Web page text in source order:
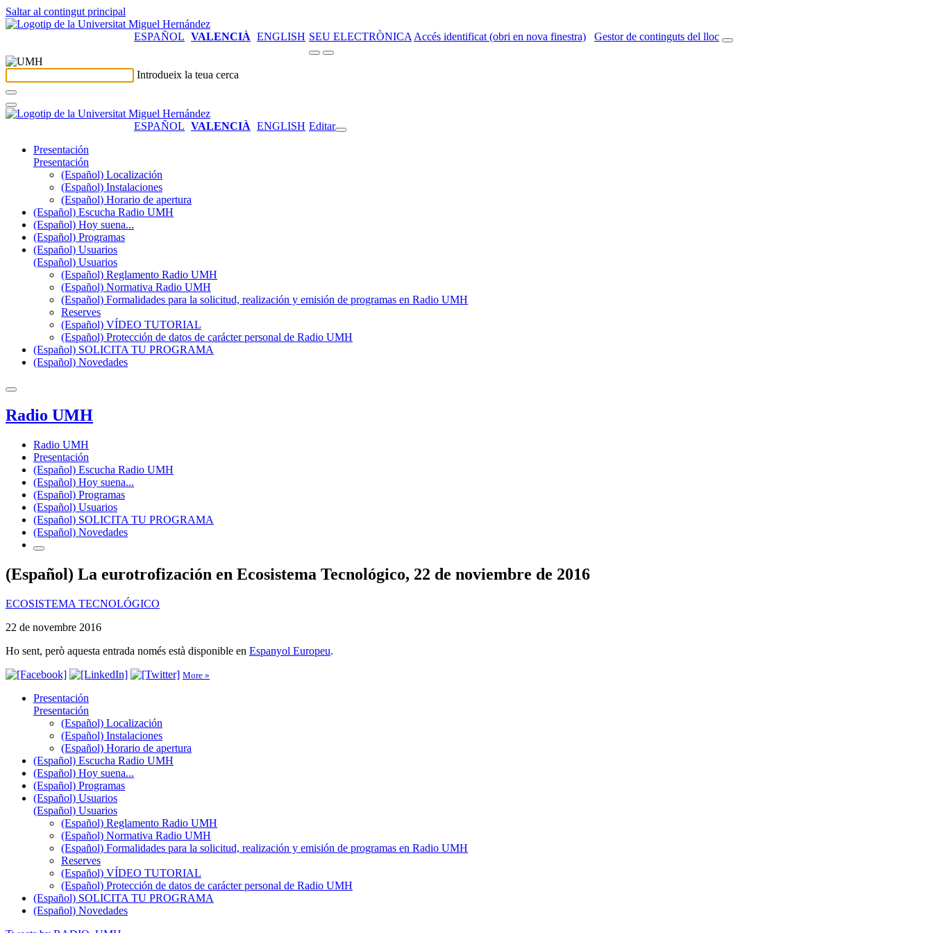
Saltar al contingut principal
ESPAÑOL VALENCIÀ ENGLISH SEU ELECTRÒNICA Accés identificat (obri en nova finestra) Gestor de continguts del lloc
Introdueix la teua cerca
ESPAÑOL VALENCIÀ ENGLISH Editar
Presentación
Presentación
(Español) Localización
(Español) Instalaciones
(Español) Horario de apertura
(Español) Escucha Radio UMH
(Español) Hoy suena...
(Español) Programas
(Español) Usuarios
(Español) Usuarios
(Español) Reglamento Radio UMH
(Español) Normativa Radio UMH
(Español) Formalidades para la solicitud, realización y emisión de programas en Radio UMH
Reserves
(Español) VÍDEO TUTORIAL
(Español) Protección de datos de carácter personal de Radio UMH
(Español) SOLICITA TU PROGRAMA
(Español) Novedades
Radio UMH
Radio UMH
Presentación
(Español) Escucha Radio UMH
(Español) Hoy suena...
(Español) Programas
(Español) Usuarios
(Español) SOLICITA TU PROGRAMA
(Español) Novedades
(Español) La eurotrofización en Ecosistema Tecnológico, 22 de noviembre de 2016
ECOSISTEMA TECNOLÓGICO
22 de novembre 2016
Ho sent, però aquesta entrada només està disponible en Espanyol Europeu.
More »
Presentación
Presentación
(Español) Localización
(Español) Instalaciones
(Español) Horario de apertura
(Español) Escucha Radio UMH
(Español) Hoy suena...
(Español) Programas
(Español) Usuarios
(Español) Usuarios
(Español) Reglamento Radio UMH
(Español) Normativa Radio UMH
(Español) Formalidades para la solicitud, realización y emisión de programas en Radio UMH
Reserves
(Español) VÍDEO TUTORIAL
(Español) Protección de datos de carácter personal de Radio UMH
(Español) SOLICITA TU PROGRAMA
(Español) Novedades